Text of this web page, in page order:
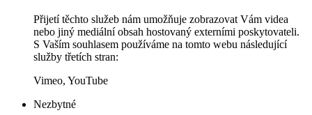
Přijetí těchto služeb nám umožňuje zobrazovat Vám videa
nebo jiný mediální obsah hostovaný externími poskytovateli.
S Vaším souhlasem používáme na tomto webu následující
služby třetích stran:
Vimeo, YouTube
Nezbytné